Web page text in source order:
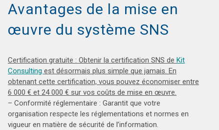
Avantages de la mise en
œuvre du système SNS
Certification gratuite : Obtenir la certification SNS de Kit
Consulting est désormais plus simple que jamais. En
obtenant cette certification, vous pouvez économiser entre
6 000 € et 24 000 € sur vos coûts de mise en œuvre.
– Conformité réglementaire : Garantit que votre
organisation respecte les réglementations et normes en
vigueur en matière de sécurité de l’information.